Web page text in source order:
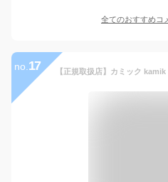
全てのおすすめコ
no. 17